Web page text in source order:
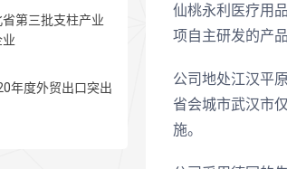
第三批支柱产业
年度外贸出口突出
仙桃永利医疗用
项自主研发的产
公司地处江汉平
省会城市武汉市
施。